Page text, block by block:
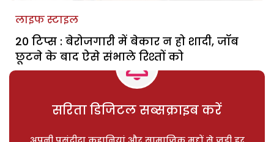
लाइफ स्टाइल
20 टिप्स : बेरोजगारी में बेकार न हो शादी, जॉब
छूटने के बाद ऐसे संभाले रिश्तों को
सरिता डिजिटल सब्सक्राइब करें